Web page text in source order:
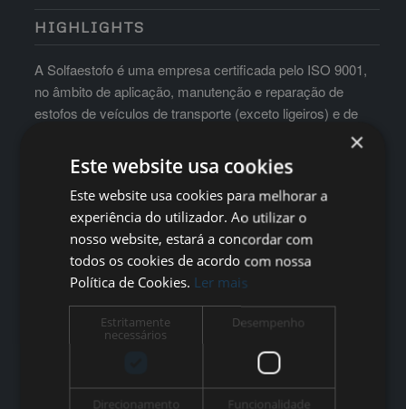
HIGHLIGHTS
A Solfaestofo é uma empresa certificada pelo ISO 9001,
no âmbito de aplicação, manutenção e reparação de
estofos de veículos de transporte (exceto ligeiros) e de
WORK TIME
×
Este website usa cookies
Este website usa cookies para melhorar a
experiência do utilizador. Ao utilizar o
nosso website, estará a concordar com
todos os cookies de acordo com nossa
Política de Cookies. Ler mais
Estritamente
necessários
Desempenho
Direcionamento Funcionalidade